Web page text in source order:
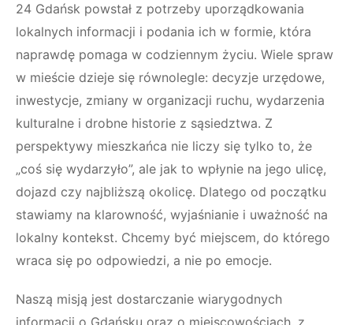
24 Gdańsk powstał z potrzeby uporządkowania
lokalnych informacji i podania ich w formie, która
naprawdę pomaga w codziennym życiu. Wiele spraw
w mieście dzieje się równolegle: decyzje urzędowe,
inwestycje, zmiany w organizacji ruchu, wydarzenia
kulturalne i drobne historie z sąsiedztwa. Z
perspektywy mieszkańca nie liczy się tylko to, że
„coś się wydarzyło”, ale jak to wpłynie na jego ulicę,
dojazd czy najbliższą okolicę. Dlatego od początku
stawiamy na klarowność, wyjaśnianie i uważność na
lokalny kontekst. Chcemy być miejscem, do którego
wraca się po odpowiedzi, a nie po emocje.
Naszą misją jest dostarczanie wiarygodnych
informacji o Gdańsku oraz o miejscowościach, z